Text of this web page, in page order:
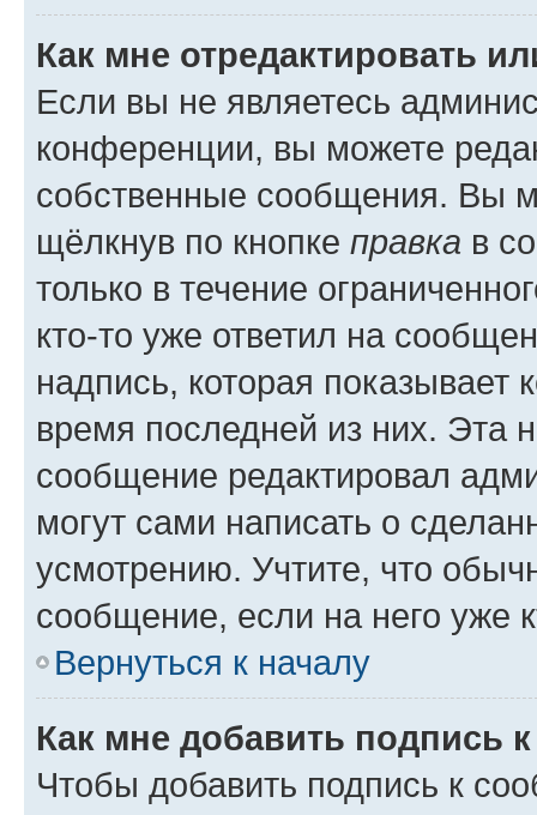
Как мне отредактировать
Если вы не являетесь
конференции, вы можете
собственные сообщения. Вы
щёлкнув по кнопке правка в
только в течение
кто-то уже ответил на
надпись, которая показывает
время последней из них. Эта
сообщение редактировал
могут сами написать о
усмотрению. Учтите, что
сообщение, если на него уже
Вернуться к началу
Как мне добавить подпись
Чтобы добавить подпись к